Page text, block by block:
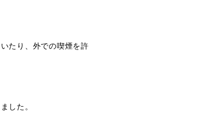
たり、外での喫煙を許
した。